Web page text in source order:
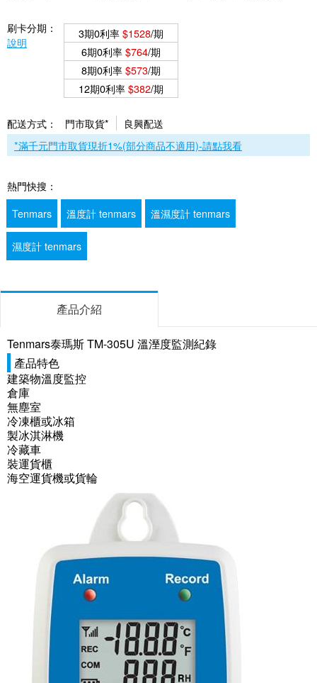
刷卡分期：
說明
3期0利率$1528/期
6期0利率$764/期
8期0利率$573/期
12期0利率$382/期
配送方式： 門市取貨*
良興配送
*滿千元門市取貨現折1%(部分商品不適用)-請點我看
熱門快搜：
Tenmars
溫度計 tenmars 溫濕度計 tenmars
濕度計 tenmars
產品介紹
Tenmars泰瑪斯 TM-305U 溫溼度監測紀錄
產品特色
建築物溫度監控
倉庫
無塵室
冷凍櫃或冰箱
製冰淇淋機
冷藏車
裝運貨櫃
海空運貨機或貨輪